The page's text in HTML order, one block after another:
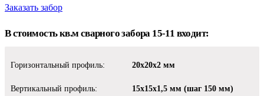
Заказать забор
В стоимость кв.м сварного забора 15-11 входит:
Горизонтальный профиль: 20х20х2 мм
Вертикальный профиль: 15х15х1,5 мм (шаг 150 мм)